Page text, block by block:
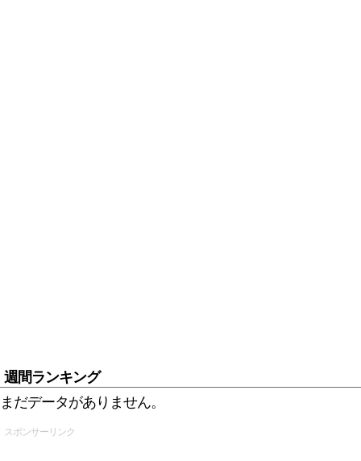
週間ランキング
まだデータがありません。
スポンサーリンク